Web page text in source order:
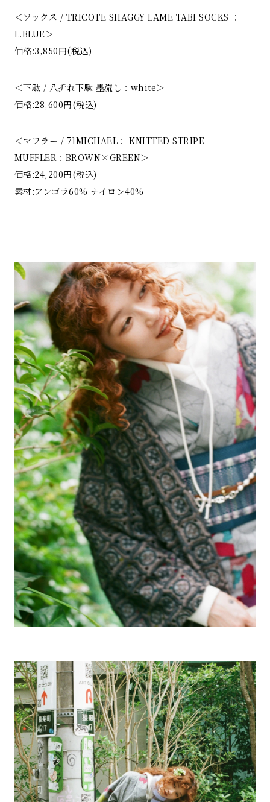
＜ソックス / TRICOTE SHAGGY LAME TABI SOCKS ：
L.BLUE＞
価格:3,850円(税込)
＜下駄 / 八折れ下駄 墨流し：white＞
価格:28,600円(税込)
＜マフラー / 71MICHAEL： KNITTED STRIPE
MUFFLER：BROWN×GREEN＞
価格:24,200円(税込)
素材:アンゴラ60% ナイロン40%